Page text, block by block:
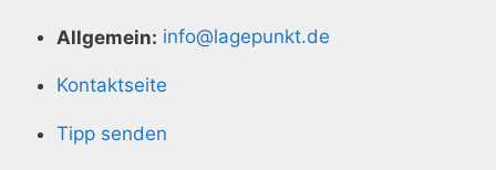
Allgemein: info@lagepunkt.de
Kontaktseite
Tipp senden